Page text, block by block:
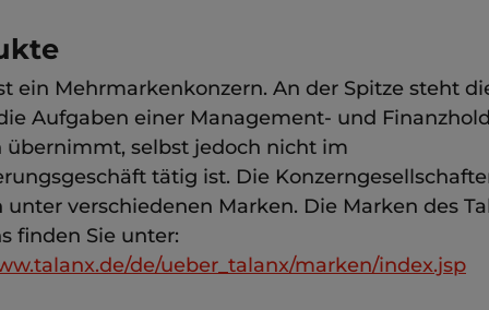
ein Mehrmarkenkonzern. An der Spitze steht
Aufgaben einer Management- und
übernimmt, selbst jedoch nicht im
tätig ist. Die
unter verschiedenen Marken. Die Marken des
finden Sie unter:
de/ueber_talanx/marken/index.jsp